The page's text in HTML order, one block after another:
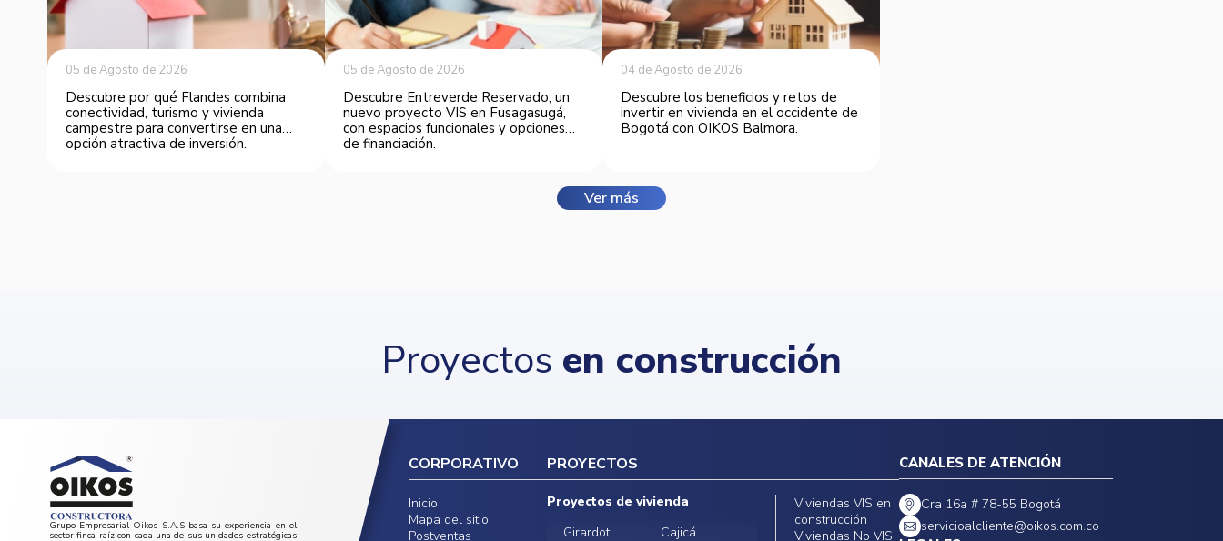
05 de Agosto de 2026
Descubre por qué Flandes combina
conectividad, turismo y vivienda
campestre para convertirse en una
opción atractiva de inversión.
05 de Agosto de 2026
Descubre Entreverde Reservado, un
nuevo proyecto VIS en Fusagasugá,
con espacios funcionales y opciones
de financiación.
04 de Agosto de 2026
Descubre los beneficios y retos de
invertir en vivienda en el occidente de
Bogotá con OIKOS Balmora.
Ver más
Proyectos en construcción
Grupo Empresarial Oikos S.A.S basa su experiencia en el
sector finca raíz con cada una de sus unidades estratégicas
CORPORATIVO
Inicio
Mapa del sitio
Postventas
PROYECTOS
Proyectos de vivienda
Girardot
Cajicá
Viviendas VIS en
construcción
Viviendas No VIS
CANALES DE ATENCIÓN
Cra 16a # 78-55 Bogotá
servicioalcliente@oikos.com.co